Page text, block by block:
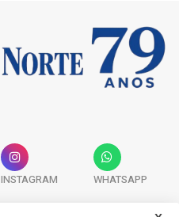
INSTAGRAM WHATSAPP